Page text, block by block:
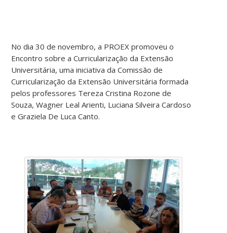
No dia 30 de novembro, a PROEX promoveu o
Encontro sobre a Curricularização da Extensão
Universitária, uma iniciativa da Comissão de
Curricularização da Extensão Universitária formada
pelos professores Tereza Cristina Rozone de
Souza, Wagner Leal Arienti, Luciana Silveira Cardoso
e Graziela De Luca Canto.